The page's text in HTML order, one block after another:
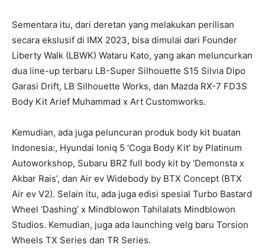
Sementara itu, dari deretan yang melakukan perilisan
secara ekslusif di IMX 2023, bisa dimulai dari Founder
Liberty Walk (LBWK) Wataru Kato, yang akan meluncurkan
dua line-up terbaru LB-Super Silhouette S15 Silvia Dipo
Garasi Drift, LB Silhouette Works, dan Mazda RX-7 FD3S
Body Kit Arief Muhammad x Art Customworks.
Kemudian, ada juga peluncuran produk body kit buatan
Indonesia:, Hyundai Ioniq 5 ‘Coga Body Kit’ by Platinum
Autoworkshop, Subaru BRZ full body kit by ‘Demonsta x
Akbar Rais’, dan Air ev Widebody by BTX Concept (BTX
Air ev V2). Selain itu, ada juga edisi spesial Turbo Bastard
Wheel ‘Dashing’ x Mindblowon Tahilalats Mindblowon
Studios. Kemudian, juga ada launching velg baru Torsion
Wheels TX Series dan TR Series.